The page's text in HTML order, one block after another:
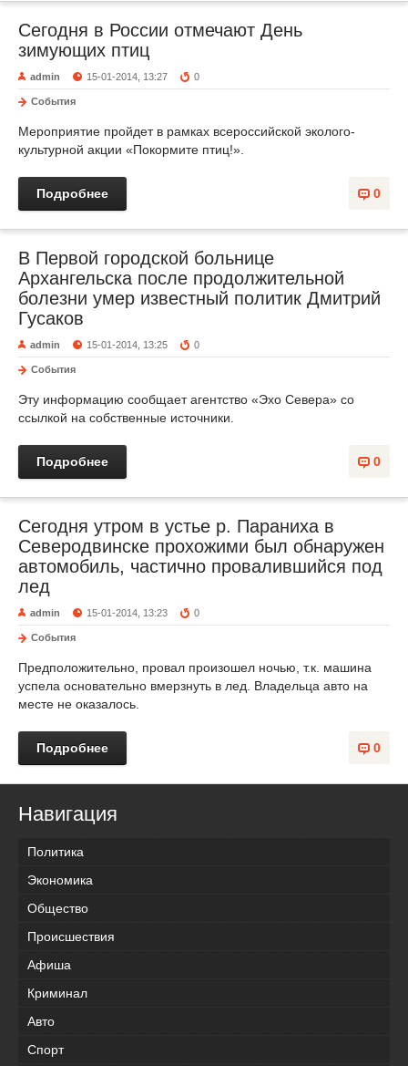
Сегодня в России отмечают День
зимующих птиц
admin 15-01-2014, 13:27 0
События
Мероприятие пройдет в рамках всероссийской эколого-
культурной акции «Покормите птиц!».
0
Подробнее
В Первой городской больнице
Архангельска после продолжительной
болезни умер известный политик Дмитрий
Гусаков
admin 15-01-2014, 13:25 0
События
Эту информацию сообщает агентство «Эхо Севера» со
ссылкой на собственные источники.
0
Подробнее
Сегодня утром в устье р. Параниха в
Северодвинске прохожими был обнаружен
автомобиль, частично провалившийся под
лед
admin 15-01-2014, 13:23 0
События
Предположительно, провал произошел ночью, т.к. машина
успела основательно вмерзнуть в лед. Владельца авто на
месте не оказалось.
0
Подробнее
Навигация
Политика
Экономика
Общество
Происшествия
Афиша
Криминал
Авто
Спорт